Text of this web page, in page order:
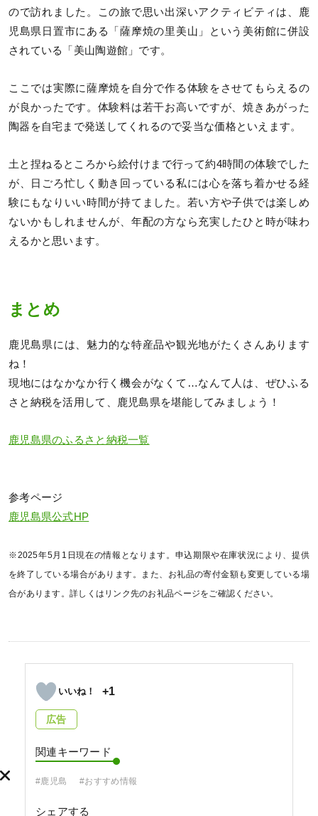
ので訪れました。この旅で思い出深いアクティビティは、鹿
児島県日置市にある「薩摩焼の里美山」という美術館に併設
されている「美山陶遊館」です。
ここでは実際に薩摩焼を自分で作る体験をさせてもらえるの
が良かったです。体験料は若干お高いですが、焼きあがった
陶器を自宅まで発送してくれるので妥当な価格といえます。
土と捏ねるところから絵付けまで行って約4時間の体験でした
が、日ごろ忙しく動き回っている私には心を落ち着かせる経
験にもなりいい時間が持てました。若い方や子供では楽しめ
ないかもしれませんが、年配の方なら充実したひと時が味わ
えるかと思います。
まとめ
鹿児島県には、魅力的な特産品や観光地がたくさんあります
ね！
現地にはなかなか行く機会がなくて…なんて人は、ぜひふる
さと納税を活用して、鹿児島県を堪能してみましょう！
鹿児島県のふるさと納税一覧
参考ページ
鹿児島県公式HP
※2025年5月1日現在の情報となります。申込期限や在庫状況により、提供
を終了している場合があります。また、お礼品の寄付金額も変更している場
合があります。詳しくはリンク先のお礼品ページをご確認ください。
+1
広告
関連キーワード
#鹿児島 #おすすめ情報
シェアする